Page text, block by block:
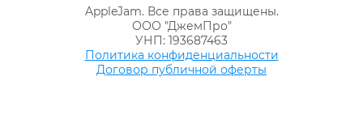
AppleJam. Все права защищены.
ООО "ДжемПро"
УНП: 193687463
Политика конфиденциальности
Договор публичной оферты